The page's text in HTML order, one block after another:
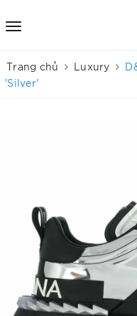
Trang chủ Luxury
'Silver'